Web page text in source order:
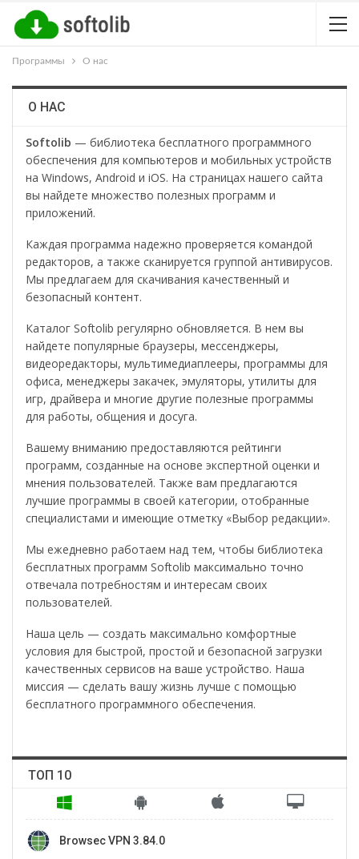
Программы О нас
О НАС
Softolib — библиотека бесплатного программного
обеспечения для компьютеров и мобильных устройств
на Windows, Android и iOS. На страницах нашего сайта
вы найдете множество полезных программ и
приложений.
Каждая программа надежно проверяется командой
редакторов, а также сканируется группой антивирусов.
Мы предлагаем для скачивания качественный и
безопасный контент.
Каталог Softolib регулярно обновляется. В нем вы
найдете популярные браузеры, мессенджеры,
видеоредакторы, мультимедиаплееры, программы для
офиса, менеджеры закачек, эмуляторы, утилиты для
игр, драйвера и многие другие полезные программы
для работы, общения и досуга.
Вашему вниманию предоставляются рейтинги
программ, созданные на основе экспертной оценки и
мнения пользователей. Также вам предлагаются
лучшие программы в своей категории, отобранные
специалистами и имеющие отметку «Выбор редакции».
Мы ежедневно работаем над тем, чтобы библиотека
бесплатных программ Softolib максимально точно
отвечала потребностям и интересам своих
пользователей.
Наша цель — создать максимально комфортные
условия для быстрой, простой и безопасной загрузки
качественных сервисов на ваше устройство. Наша
миссия — сделать вашу жизнь лучше с помощью
бесплатного программного обеспечения.
ТОП 10
Browsec VPN 3.84.0